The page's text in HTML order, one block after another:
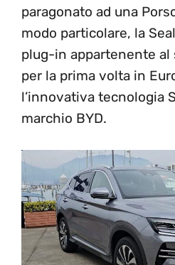
paragonato ad una
modo particolare, la
plug-in appartenente al
per la prima volta in
l’innovativa tecnologia
marchio BYD.